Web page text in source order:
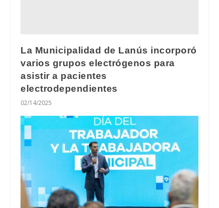
La Municipalidad de Lanús incorporó
varios grupos electrógenos para
asistir a pacientes
electrodependientes
02/14/2025